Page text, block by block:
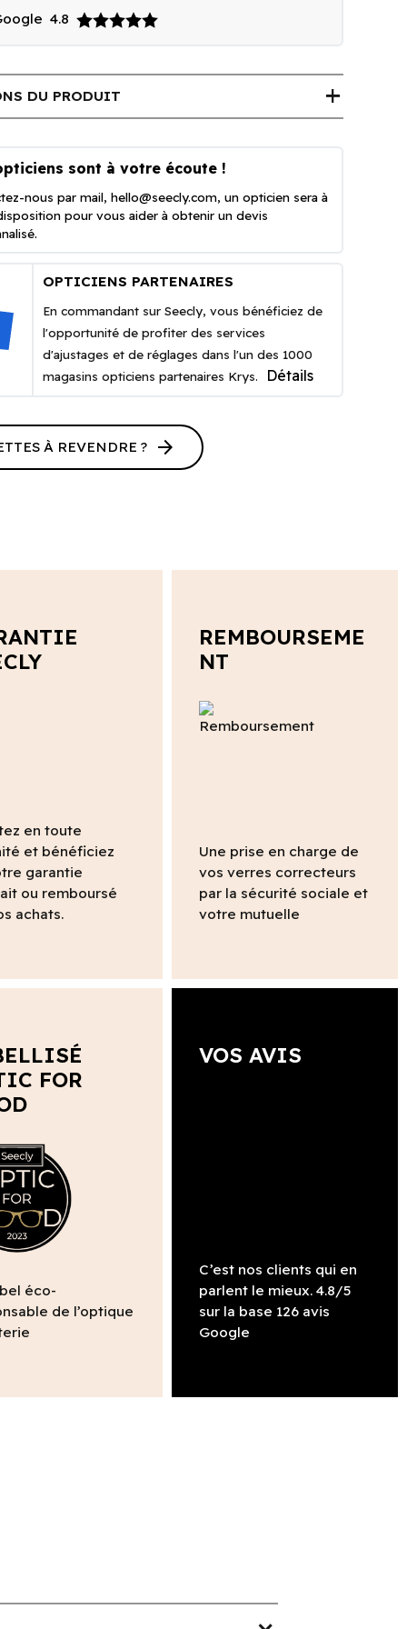
4.8
DU PRODUIT add
sont à votre écoute !
nous par mail,hello@seecly.com, un opticien sera à
pour vous aider à obtenir un devis
OPTICIENS PARTENAIRES
En commandant sur Seecly, vous bénéficiez de
l'opportunité de profiter des services
d'ajustages et de réglages dans l'un des 1000
magasins opticiens partenaires Krys.
Détails
À REVENDRE ? arrow_forward
en toute
et bénéficiez
garantie
ou remboursé
achats.
REMBOURSEME
NT
Une prise en charge de
vos verres correcteurs
par la sécurité sociale et
votre mutuelle
FOR
éco-
de l’optique
VOS AVIS
C’est nos clients qui en
parlent le mieux. 4.8/5
sur la base 126 avis
Google